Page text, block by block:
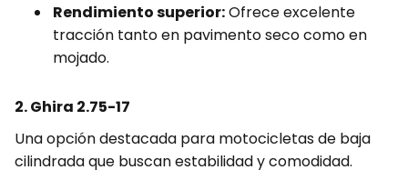
Rendimiento superior:Ofrece excelente
tracción tanto en pavimento seco como en
mojado.
2. Ghira 2.75-17
Una opción destacada para motocicletas de baja
cilindrada que buscan estabilidad y comodidad.